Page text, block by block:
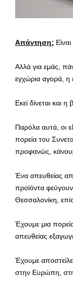
Απάντηση:
Αλλά για εμάς,
εγχώρια αγορά, η
Εκεί δίνεται και η
Παρόλα αυτά, οι
πορεία του
προφανώς,
Ένα απευθείας
προϊόντα
Θεσσαλονίκη,
Έχουμε μια
απευθείας
Έχουμε
στην Ευρώπη,